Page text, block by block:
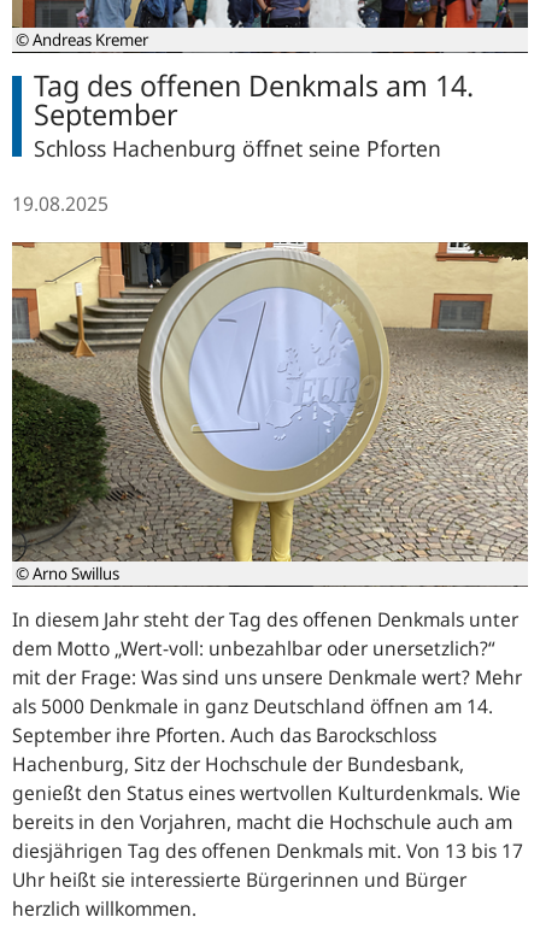
© Andreas Kremer
Tag des offenen Denkmals am 14.
September
Schloss Hachenburg öffnet seine Pforten
19.08.2025
© Arno Swillus
In diesem Jahr steht der Tag des offenen Denkmals unter
dem Motto „Wert-voll: unbezahlbar oder unersetzlich?“
mit der Frage: Was sind uns unsere Denkmale wert? Mehr
als 5000 Denkmale in ganz Deutschland öffnen am 14.
September ihre Pforten. Auch das Barockschloss
Hachenburg, Sitz der Hochschule der Bundesbank,
genießt den Status eines wertvollen Kulturdenkmals. Wie
bereits in den Vorjahren, macht die Hochschule auch am
diesjährigen Tag des offenen Denkmals mit. Von 13 bis 17
Uhr heißt sie interessierte Bürgerinnen und Bürger
herzlich willkommen.